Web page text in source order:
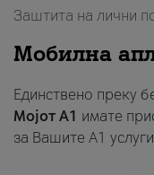
Заштита на лични
Мобилна
Единствено преку
Мојот A1 имате
за Вашите A1